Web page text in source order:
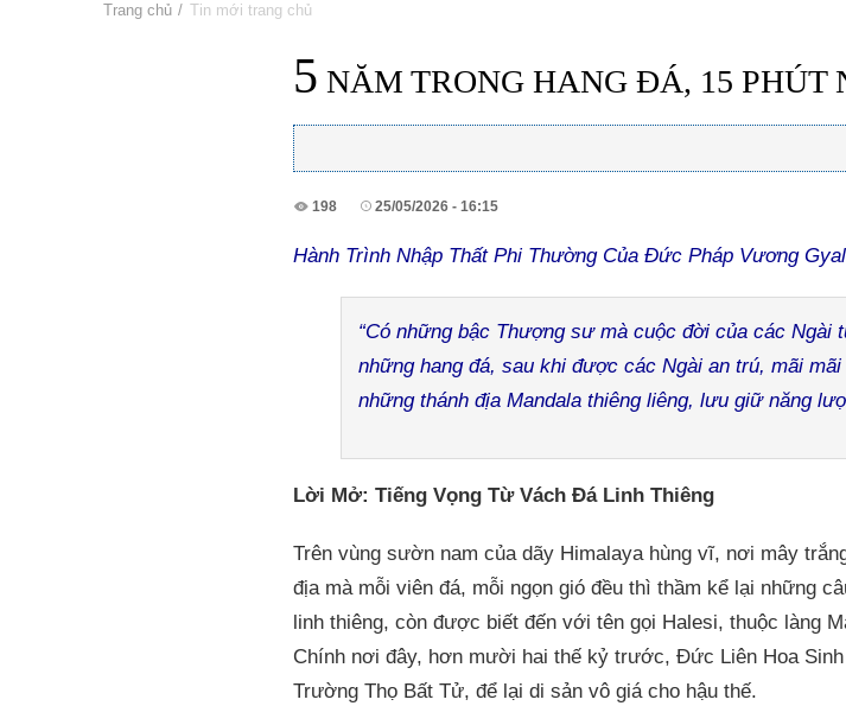
Trang chủ » Tin mới trang chủ
5 NĂM TRONG HANG ĐÁ, 15 PHÚT
198 25/05/2026 - 16:15
Hành Trình Nhập Thất Phi Thường Của Đức Pháp Vương
“Có những bậc Thượng sư mà cuộc đời của các Ngài
những hang đá, sau khi được các Ngài an trú, mãi
những thánh địa Mandala thiêng liêng, lưu giữ năng
Lời Mở: Tiếng Vọng Từ Vách Đá Linh Thiêng
Trên vùng sườn nam của dãy Himalaya hùng vĩ, nơi mây
địa mà mỗi viên đá, mỗi ngọn gió đều thì thầm kể lại những
linh thiêng, còn được biết đến với tên gọi Halesi, thuộc làng
Chính nơi đây, hơn mười hai thế kỷ trước, Đức Liên Hoa
Trường Thọ Bất Tử, để lại di sản vô giá cho hậu thế.